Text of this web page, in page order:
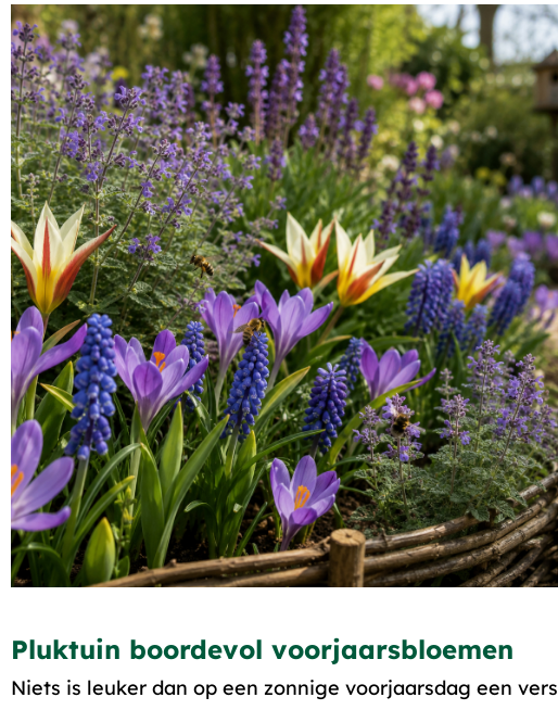
Pluktuin boordevol voorjaarsbloemen
Niets is leuker dan op een zonnige voorjaarsdag een vers